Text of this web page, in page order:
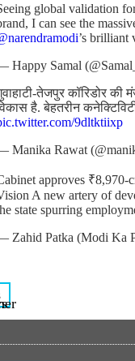
global validation
I can see the
’s brilliant
Happy Samal
तेजपुर कॉरिडोर
है. बेहतरीन
9dltktiixp
Manika Rawat
approves
A new artery of
state spurring
Zahid Patka (Modi Ka